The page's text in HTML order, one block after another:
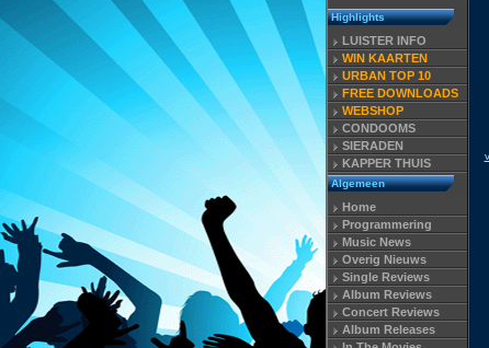
Highlights
LUISTER INFO
WIN KAARTEN
URBAN TOP 10
FREE DOWNLOADS
WEBSHOP
CONDOOMS
SIERADEN
KAPPER THUIS
Algemeen
Home
Programmering
Music News
Overig Nieuws
Single Reviews
Album Reviews
Concert Reviews
Album Releases